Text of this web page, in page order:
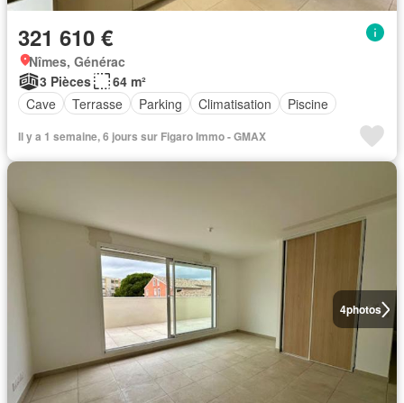
321 610 €
Nîmes, Générac
3 Pièces
64 m²
Cave
Terrasse Parking Climatisation Piscine
Il y a 1 semaine, 6 jours sur Figaro Immo - GMAX
4photos